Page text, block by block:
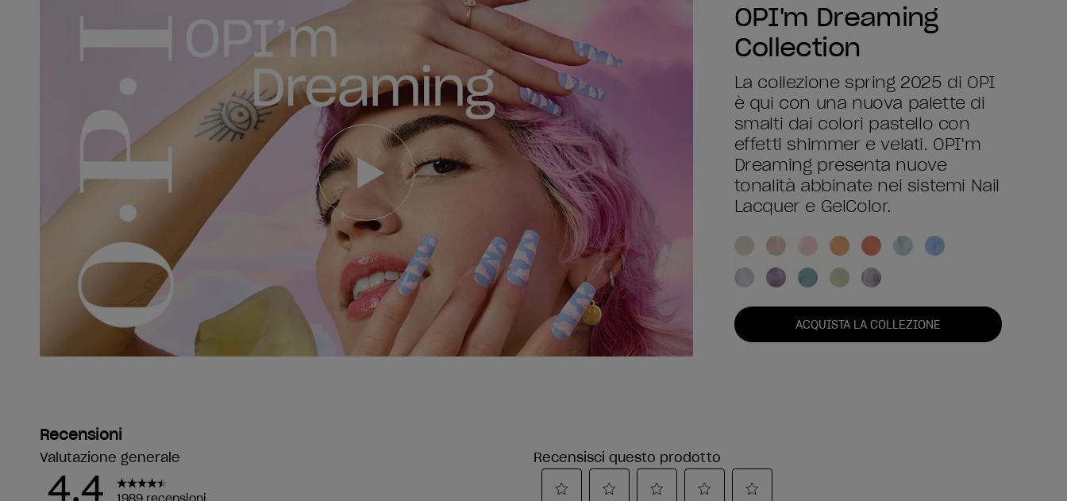
OPI'm Dreaming
Collection
La collezione spring 2025 di OPI
è qui con una nuova palette di
smalti dai colori pastello con
effetti shimmer e velati. OPI'm
Dreaming presenta nuove
tonalità abbinate nei sistemi Nail
Lacquer e GelColor.
ACQUISTA LA COLLEZIONE